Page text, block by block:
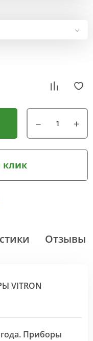
клик
Отзывы
VITRON
года. Приборы